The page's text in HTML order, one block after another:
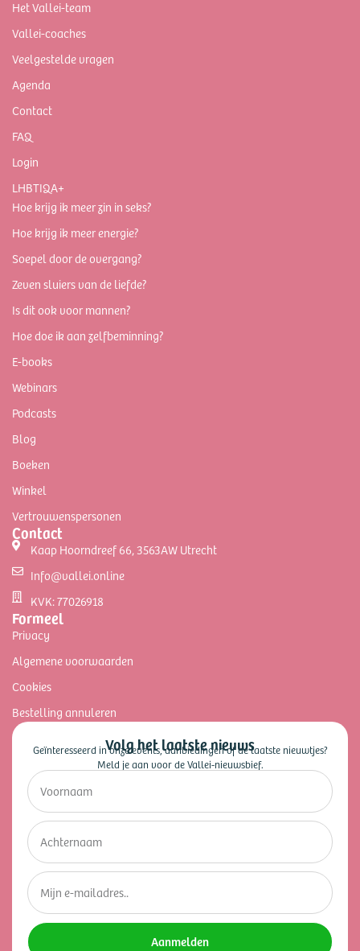
Het Vallei-team
Vallei-coaches
Veelgestelde vragen
Agenda
Contact
FAQ
Login
LHBTIQA+
Hoe krijg ik meer zin in seks?
Hoe krijg ik meer energie?
Soepel door de overgang?
Zeven sluiers van de liefde?
Is dit ook voor mannen?
Hoe doe ik aan zelfbeminning?
E-books
Webinars
Podcasts
Blog
Boeken
Winkel
Vertrouwenspersonen
Contact
Kaap Hoorndreef 66, 3563AW Utrecht
Info@vallei.online
KVK: 77026918
Formeel
Privacy
Algemene voorwaarden
Cookies
Bestelling annuleren
Volg het laatste nieuws
Geïnteresseerd in onze events, aanbiedingen of de laatste nieuwtjes?
Meld je aan voor de Vallei-nieuwsbief.
Aanmelden